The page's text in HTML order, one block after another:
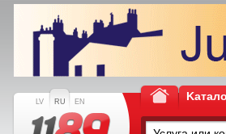
LV RU EN